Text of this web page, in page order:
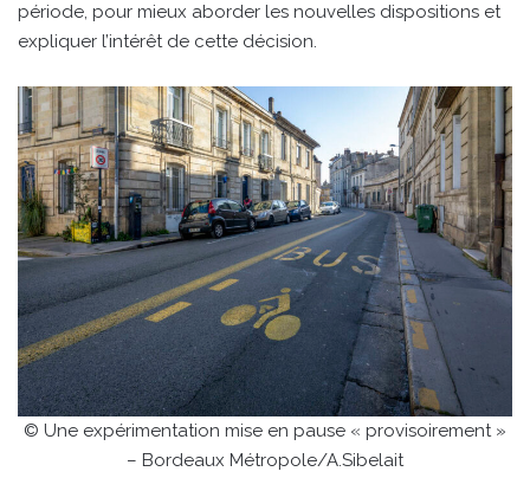
période, pour mieux aborder les nouvelles dispositions et
expliquer l’intérêt de cette décision.
© Une expérimentation mise en pause « provisoirement »
– Bordeaux Métropole/A.Sibelait